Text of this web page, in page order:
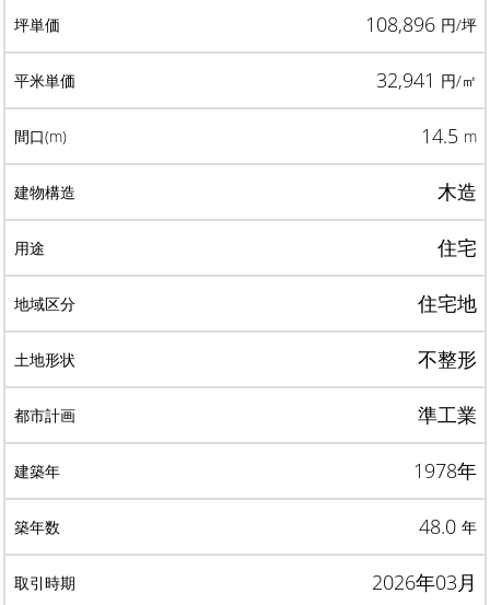
108,896 円/坪
32,941 円/㎡
14.5 m
木造
住宅
住宅地
不整形
準工業
1978年
48.0 年
2026年03月